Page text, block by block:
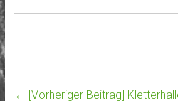
← [Vorheriger Beitrag]